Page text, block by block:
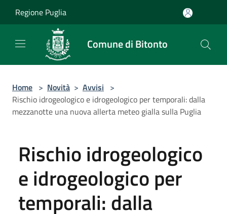
Regione Puglia
Comune di Bitonto
Home > Novità > Avvisi >
Rischio idrogeologico e idrogeologico per temporali: dalla
mezzanotte una nuova allerta meteo gialla sulla Puglia
Rischio idrogeologico
e idrogeologico per
temporali: dalla